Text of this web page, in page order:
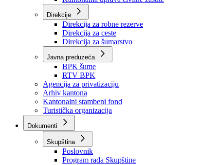
Kantonalna uprava za inspekcijske poslove
Kantonalna uprava civilne zaštite
Direkcije
Direkcija za robne rezerve
Direkcija za ceste
Direkcija za šumarstvo
Javna preduzeća
BPK šume
RTV BPK
Agencija za privatizaciju
Arhiv kantona
Kantonalni stambeni fond
Turistička organizacija
Dokumenti